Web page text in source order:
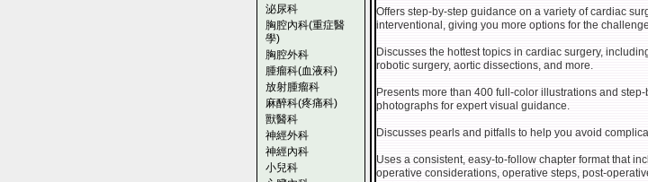
泌尿科
胸腔內科(重症醫
學)
胸腔外科
腫瘤科(血液科)
放射腫瘤科
麻醉科(疼痛科)
獸醫科
神經外科
神經內科
小兒科
Offers step-by-step guidance on a variety of cardiac
interventional, giving you more options for the
Discusses the hottest topics in cardiac surgery,
robotic surgery, aortic dissections, and more.
Presents more than 400 full-color illustrations and
photographs for expert visual guidance.
Discusses pearls and pitfalls to help you avoid
Uses a consistent, easy-to-follow chapter format that
operative considerations, operative steps, post-